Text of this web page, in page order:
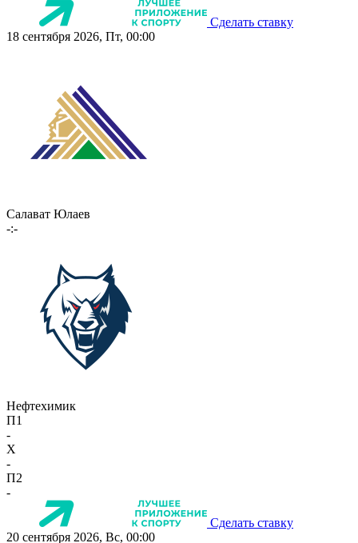
Сделать ставку
18 сентября 2026, Пт, 00:00
Салават Юлаев
-:-
Нефтехимик
П1
-
X
-
П2
-
Сделать ставку
20 сентября 2026, Вс, 00:00